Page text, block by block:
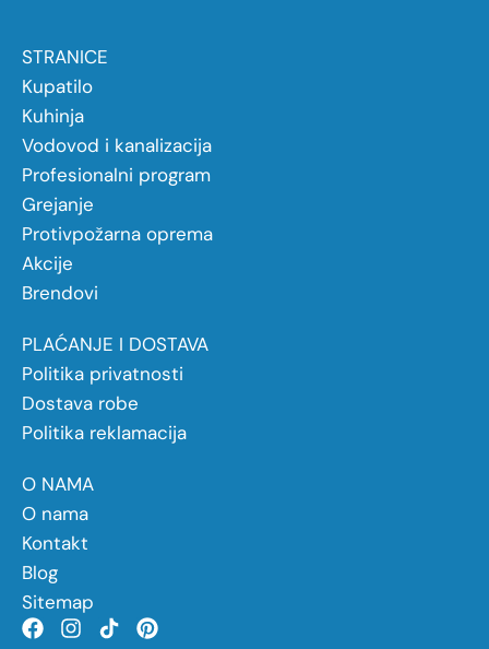
STRANICE
Kupatilo
Kuhinja
Vodovod i kanalizacija
Profesionalni program
Grejanje
Protivpožarna oprema
Akcije
Brendovi
PLAĆANJE I DOSTAVA
Politika privatnosti
Dostava robe
Politika reklamacija
O NAMA
O nama
Kontakt
Blog
Sitemap